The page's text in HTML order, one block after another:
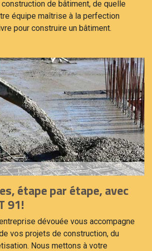
de bâtiment, de quelle
équipe maîtrise à la perfection
pour construire un bâtiment.
étape par étape, avec
91!
dévouée vous accompagne
vos projets de construction, du
Nous mettons à votre